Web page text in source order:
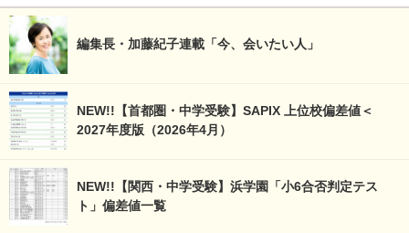
編集長・加藤紀子連載「今、会いたい人」
NEW!!【首都圏・中学受験】SAPIX 上位校偏差値＜
2027年度版（2026年4月）
NEW!!【関西・中学受験】浜学園「小6合否判定テス
ト」偏差値一覧